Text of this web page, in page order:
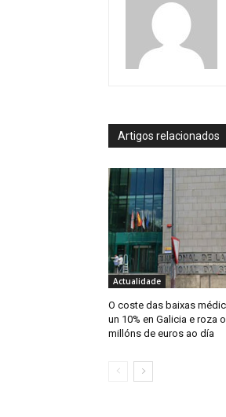
Artigos relacionados
Actualidade
O coste das baixas
un 10% en Galicia e roza
millóns de euros ao día